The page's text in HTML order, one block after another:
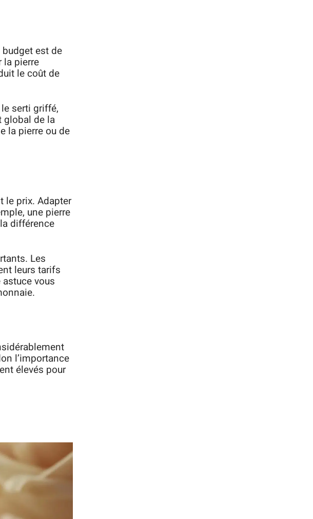
est de
la pierre
le coût de
serti griffé,
global de la
la pierre ou de
le prix. Adapter
une pierre
différence
Les
leurs tarifs
vous
l’importance
élevés pour